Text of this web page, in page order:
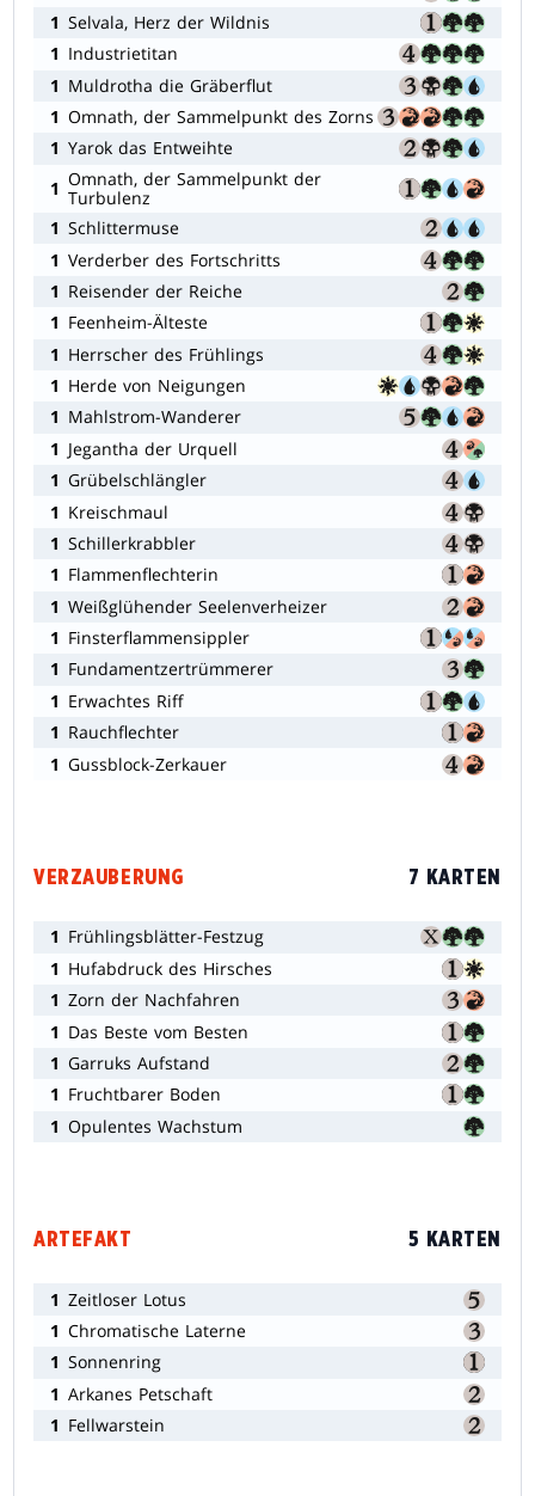
1 Selvala, Herz der Wildnis
1 Industrietitan
1 Muldrotha die Gräberflut
1 Omnath, der Sammelpunkt des Zorns
1 Yarok das Entweihte
1 Omnath, der Sammelpunkt der
Turbulenz
1 Schlittermuse
1 Verderber des Fortschritts
1 Reisender der Reiche
1 Feenheim-Älteste
1 Herrscher des Frühlings
1 Herde von Neigungen
1 Mahlstrom-Wanderer
1 Jegantha der Urquell
1 Grübelschlängler
1 Kreischmaul
1 Schillerkrabbler
1 Flammenflechterin
1 Weißglühender Seelenverheizer
1 Finsterflammensippler
1 Fundamentzertrümmerer
1 Erwachtes Riff
1 Rauchflechter
1 Gussblock-Zerkauer
VERZAUBERUNG 7 KARTEN
1 Frühlingsblätter-Festzug
1 Hufabdruck des Hirsches
1 Zorn der Nachfahren
1 Das Beste vom Besten
1 Garruks Aufstand
1 Fruchtbarer Boden
1 Opulentes Wachstum
ARTEFAKT 5 KARTEN
1 Zeitloser Lotus
1 Chromatische Laterne
1 Sonnenring
1 Arkanes Petschaft
1 Fellwarstein